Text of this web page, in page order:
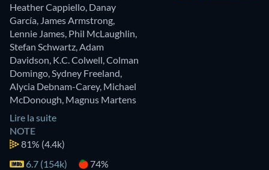
Heather Cappiello Danay
García James Armstrong
Lennie James Phil McLaughlin
Stefan Schwartz Adam
Davidson K.C. Colwell Colman
Domingo Sydney Freeland
Alycia Debnam-Carey, Michael
McDonough Magnus Martens
Lire la suite
NOTE
81% (4.4k)
6.7 (154k)
74%